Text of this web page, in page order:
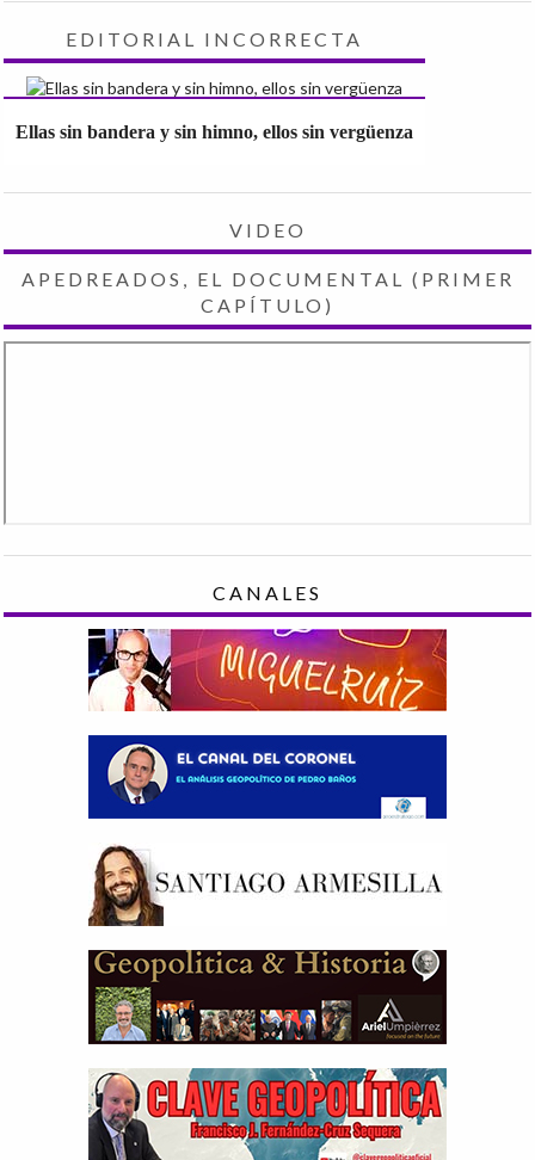
EDITORIAL INCORRECTA
Ellas sin bandera y sin himno, ellos sin vergüenza
VIDEO
APEDREADOS, EL DOCUMENTAL (PRIMER
CAPÍTULO)
CANALES